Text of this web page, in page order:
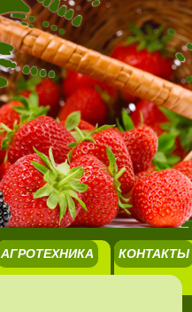
АГРОТЕХНИКА КОНТАКТЫ